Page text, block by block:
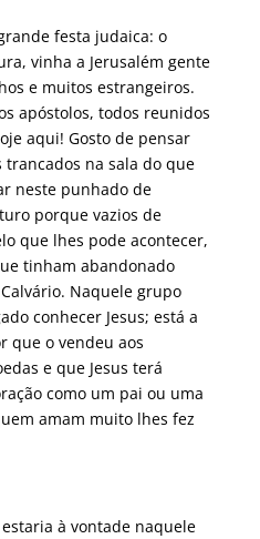
festa judaica: o
vinha a Jerusalém gente
e muitos estrangeiros.
apóstolos, todos reunidos
aqui! Gosto de pensar
na sala do que
neste punhado de
porque vazios de
que lhes pode acontecer,
tinham abandonado
Naquele grupo
conhecer Jesus; está a
que o vendeu aos
e que Jesus terá
como um pai ou uma
amam muito lhes fez
à vontade naquele